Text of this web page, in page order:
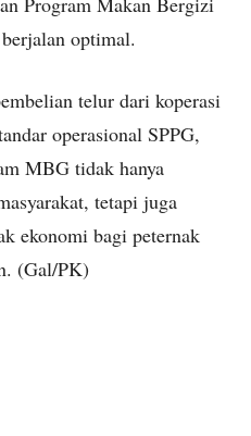
optimal.
telur dari koperasi
operasional SPPG,
MBG tidak hanya
tetapi juga
ekonomi bagi peternak
(Gal/PK)